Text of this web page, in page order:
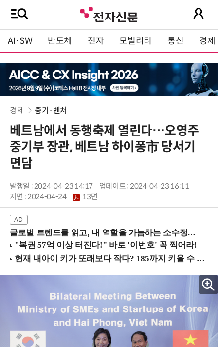
AI·SW 반도체 전자 모빌리티 통신 경제
경제 중기·벤처
베트남에서 동행축제 열린다…오영주
중기부 장관, 베트남 하이퐁市 당서기
면담
발행일 : 2024-04-23 14:17
업데이트 : 2024-04-23 16:11
지면 :2024-04-24 13면
글로벌 트렌드를 읽고, 내 역할을 가늠하는 소수정예 실습 워크숍 (8/28 신논현역)